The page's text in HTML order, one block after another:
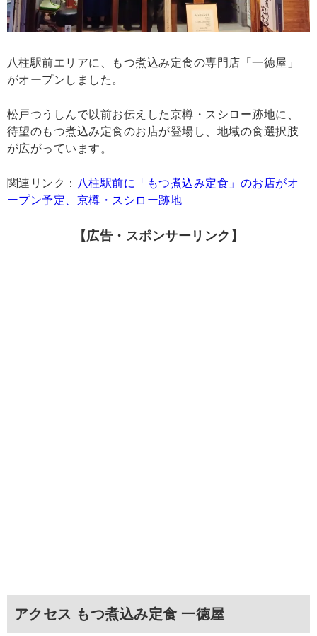
八柱駅前エリアに、もつ煮込み定食の専門店「一徳屋」
がオープンしました。
松戸つうしんで以前お伝えした京樽・スシロー跡地に、
待望のもつ煮込み定食のお店が登場し、地域の食選択肢
が広がっています。
関連リンク： 八柱駅前に「もつ煮込み定食」のお店がオ
ープン予定、京樽・スシロー跡地
【広告・スポンサーリンク】
アクセス もつ煮込み定食 一徳屋